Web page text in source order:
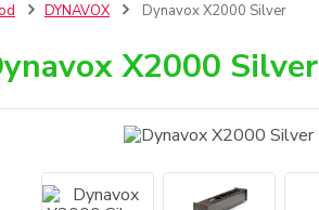
DYNAVOX Dynavox X2000 Silver
X2000 Silver